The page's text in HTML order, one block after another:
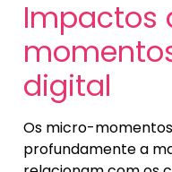
Impactos
digital
Os micro-
profundamente a